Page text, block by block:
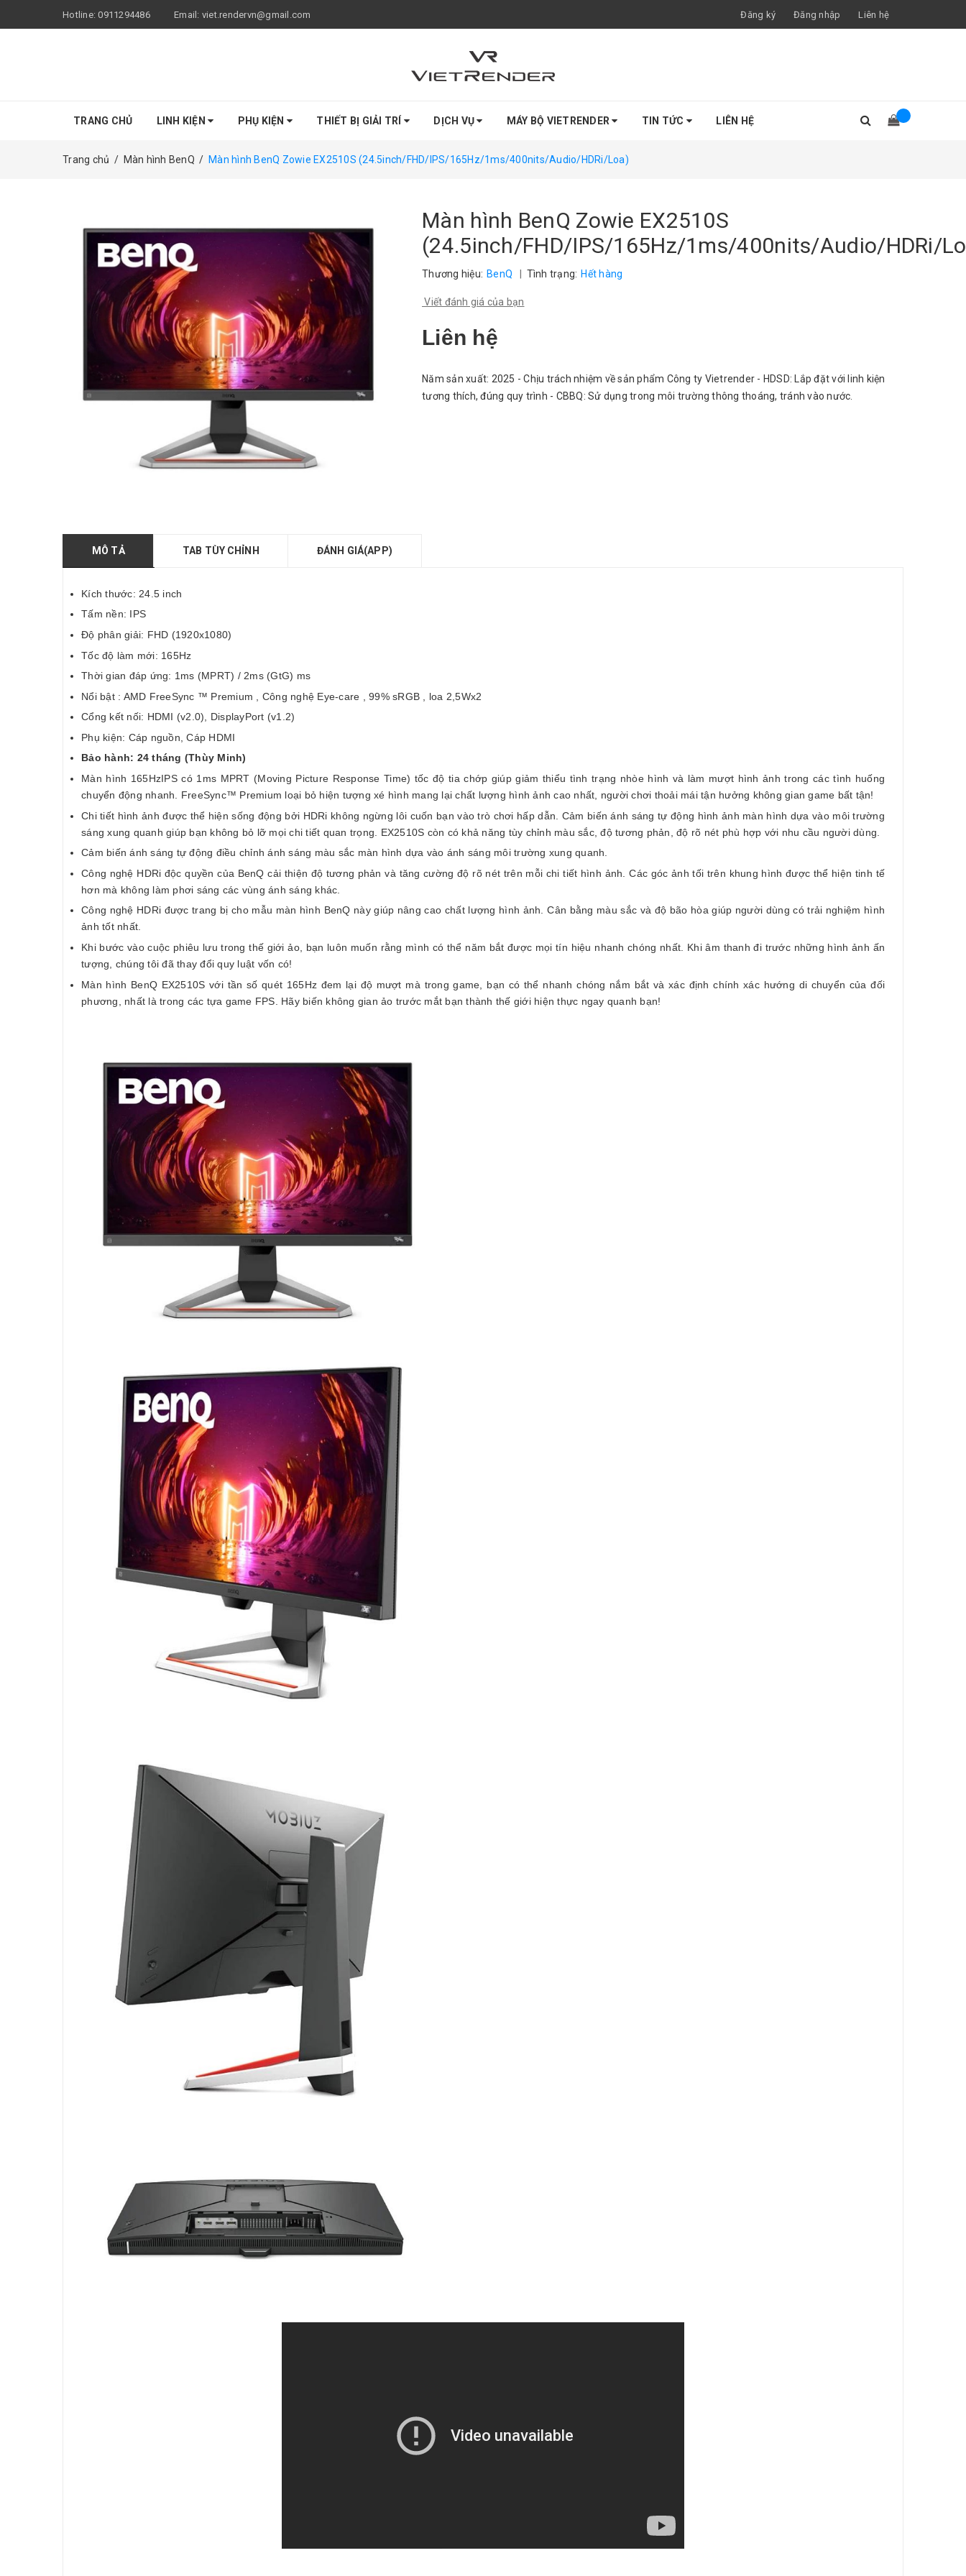
Hotline:0911294486 Email: viet.rendervn@gmail.com Đăng ký Đăng nhập Liên hệ
TRANG CHỦ LINH KIỆN PHỤ KIỆN THIẾT BỊ GIẢI TRÍ DỊCH VỤ MÁY BỘ VIETRENDER TIN TỨC LIÊN HỆ
Trang chủ / Màn hình BenQ / Màn hình BenQ Zowie EX2510S (24.5inch/FHD/IPS/165Hz/1ms/400nits/Audio/HDRi/Loa)
Màn hình BenQ Zowie EX2510S
(24.5inch/FHD/IPS/165Hz/1ms/400nits/Audio/HDRi/
Thương hiệu: BenQ Tình trạng: Hết hàng
Viết đánh giá của bạn
Liên hệ
Năm sản xuất: 2025 - Chịu trách nhiệm về sản phẩm Công ty Vietrender - HDSD: Lắp đặt với linh kiện
tương thích, đúng quy trình - CBBQ: Sử dụng trong môi trường thông thoáng, tránh vào nước.
MÔ TẢ TAB TÙY CHỈNH ĐÁNH GIÁ(APP)
Kích thước: 24.5 inch
Tấm nền: IPS
Độ phân giải: FHD (1920x1080)
Tốc độ làm mới: 165Hz
Thời gian đáp ứng: 1ms (MPRT) / 2ms (GtG) ms
Nổi bật : AMD FreeSync ™ Premium , Công nghệ Eye-care , 99% sRGB , loa 2,5Wx2
Cổng kết nối: HDMI (v2.0), DisplayPort (v1.2)
Phụ kiện: Cáp nguồn, Cáp HDMI
Bảo hành: 24 tháng (Thùy Minh)
Màn hình 165HzIPS có 1ms MPRT (Moving Picture Response Time) tốc độ tia chớp giúp giảm thiểu tình trạng nhòe hình và làm mượt hình ảnh trong các tình huống
chuyển động nhanh. FreeSync™ Premium loại bỏ hiện tượng xé hình mang lại chất lượng hình ảnh cao nhất, người chơi thoải mái tận hưởng không gian game bất tận!
Chi tiết hình ảnh được thể hiện sống động bởi HDRi không ngừng lôi cuốn bạn vào trò chơi hấp dẫn. Cảm biến ánh sáng tự động hình ảnh màn hình dựa vào môi trường
sáng xung quanh giúp bạn không bỏ lỡ mọi chi tiết quan trọng. EX2510S còn có khả năng tùy chỉnh màu sắc, độ tương phản, độ rõ nét phù hợp với nhu cầu người dùng.
Cảm biến ánh sáng tự động điều chỉnh ánh sáng màu sắc màn hình dựa vào ánh sáng môi trường xung quanh.
Công nghệ HDRi độc quyền của BenQ cải thiện độ tương phản và tăng cường độ rõ nét trên mỗi chi tiết hình ảnh. Các góc ảnh tối trên khung hình được thể hiện tinh tế
hơn mà không làm phơi sáng các vùng ánh sáng khác.
Công nghệ HDRi được trang bị cho mẫu màn hình BenQ này giúp nâng cao chất lượng hình ảnh. Cân bằng màu sắc và độ bão hòa giúp người dùng có trải nghiệm hình
ảnh tốt nhất.
Khi bước vào cuộc phiêu lưu trong thế giới ảo, bạn luôn muốn rằng mình có thể năm bắt được mọi tín hiệu nhanh chóng nhất. Khi âm thanh đi trước những hình ảnh ấn
tượng, chúng tôi đã thay đổi quy luật vốn có!
Màn hình BenQ EX2510S với tần số quét 165Hz đem lại độ mượt mà trong game, bạn có thể nhanh chóng nắm bắt và xác định chính xác hướng di chuyển của đối
phương, nhất là trong các tựa game FPS. Hãy biến không gian ảo trước mắt bạn thành thế giới hiện thực ngay quanh bạn!